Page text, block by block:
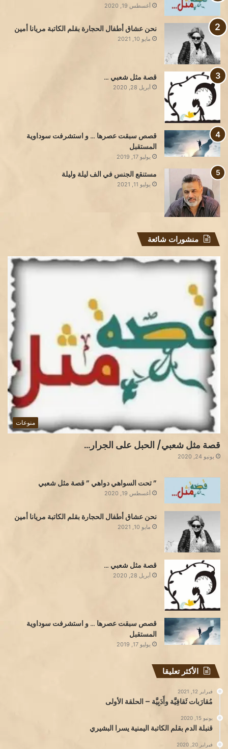
أغسطس 19, 2020
نحن عشاق أطفال الحجارة بقلم الكاتبة مريانا أمين
مايو 10, 2021
قصة مثل شعبي …
أبريل 28, 2020
قصص سبقت عصرها … و استشرفت سوداوية
المستقبل
يوليو 17, 2019
مستنقع الجنس في الف ليلة وليلة
يوليو 11, 2021
منشورات شائعة
منوعات
قصة مثل شعبي/ الحبل على الجرار…
يونيو 24, 2020
” تحت السواهي دواهي ” قصة مثل شعبي
أغسطس 19, 2020
نحن عشاق أطفال الحجارة بقلم الكاتبة مريانا أمين
مايو 10, 2021
قصة مثل شعبي …
أبريل 28, 2020
قصص سبقت عصرها … و استشرفت سوداوية
المستقبل
يوليو 17, 2019
الأكثر تعليقا
فبراير 12, 2021
مُقارَبات ثَقافِيَّة وأَدَبِيَّة – الحلقة الأولى
يونيو 15, 2020
قنبلة الدم بقلم الكاتبة اليمنية يسرا البشيري
فبراير 20, 2020